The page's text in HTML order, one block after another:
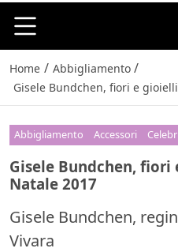
Home / Abbigliamento /
Gisele Bundchen, fiori e
Abbigliamento Accessori
Gisele Bundchen,
Natale 2017
Gisele Bundchen,
Vivara